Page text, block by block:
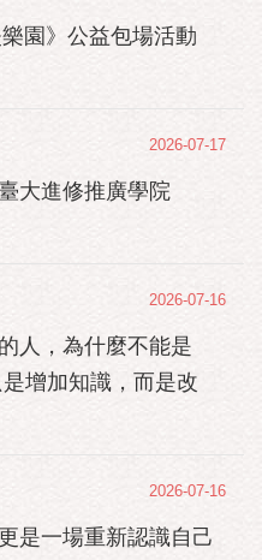
園》公益包場活動
大進修推廣學院
2026-07-17
人，為什麼不能是
增加知識，而是改
2026-07-16
是一場重新認識自己
2026-07-16